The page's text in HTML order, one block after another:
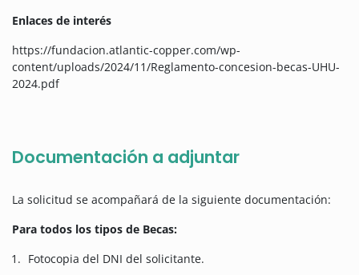
Enlaces de interés
https://fundacion.atlantic-copper.com/wp-
content/uploads/2024/11/Reglamento-concesion-becas-UHU-
2024.pdf
Documentación a adjuntar
La solicitud se acompañará de la siguiente documentación:
Para todos los tipos de Becas:
Fotocopia del DNI del solicitante.